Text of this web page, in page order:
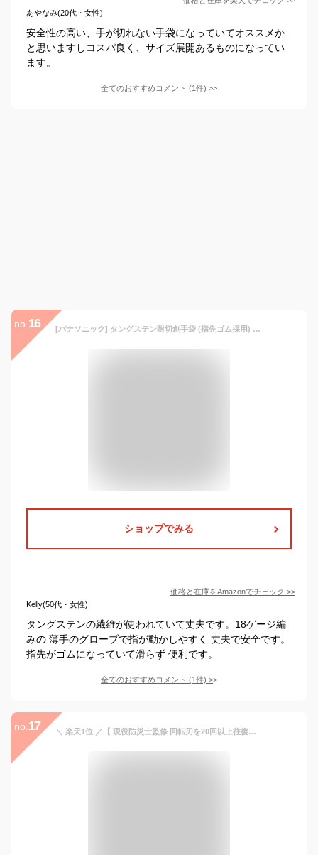
あやなみ(20代・女性)
安全性の高い、手が切れない手袋になっていてオススメか
と思いますしコスパ良く、サイズ展開あるものになってい
ます。
全てのおすすめコメント (1件) >
no. 16 [パナソニック] タングステン耐切創手袋 (指先ゴム採用) Mサイズ 耐切創レベルF 薄手18ゲージ編み WKTG4MH
ショップでみる
価格と在庫をAmazonでチェック >>
Kelly(50代・女性)
タングステンの繊維が使われていて丈夫です。18ゲージ編
みの 薄手のグローブで指が動かしやすく 丈夫で安全です。
指先がゴムになっていて滑らず 便利です。
全てのおすすめコメント (1件) >
no. 17 ＼ 楽天1位 ／【 現役防災士監修 回転刃を20回以上往復しないと切れない 耐切創レベル5だから刃物から手を守ってくれる 】 軍手 防刃手袋 作業用手袋 作業手袋 滑り止め 子供用 レディース キッズ 大人 防災用 工房 防刃 料理 耐切創手袋 破れない 防災